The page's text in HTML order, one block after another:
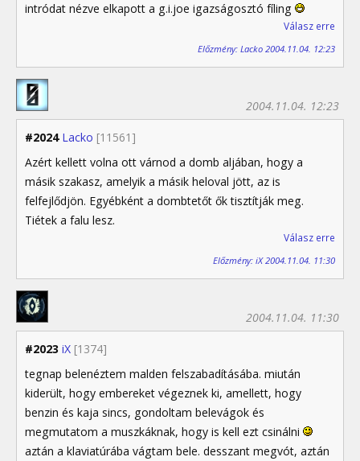
intródat nézve elkapott a g.i.joe igazságosztó fíling
Válasz erre
Előzmény: Lacko 2004.11.04. 12:23
#2024 Lacko [11561]
2004.11.04. 12:23
Azért kellett volna ott várnod a domb aljában, hogy a
másik szakasz, amelyik a másik heloval jött, az is
felfejlődjön. Egyébként a dombtetőt ők tisztítják meg.
Tiétek a falu lesz.
Válasz erre
Előzmény: iX 2004.11.04. 11:30
#2023 iX [1374]
2004.11.04. 11:30
tegnap belenéztem malden felszabadításába. miután
kiderült, hogy embereket végeznek ki, amellett, hogy
benzin és kaja sincs, gondoltam belevágok és
megmutatom a muszkáknak, hogy is kell ezt csinálni
aztán a klaviatúrába vágtam bele. desszant megvót, aztán